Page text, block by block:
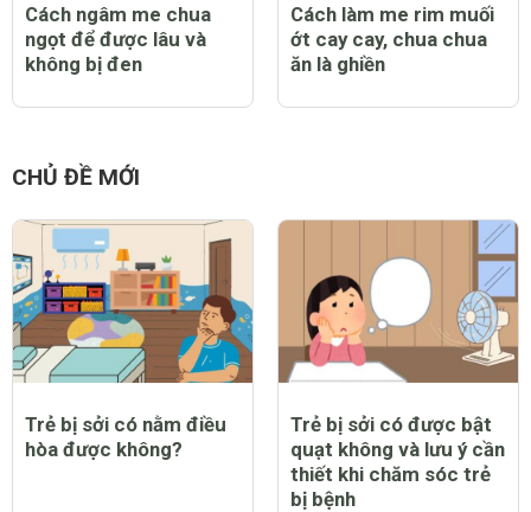
Cách ngâm me chua
ngọt để được lâu và
không bị đen
Cách làm me rim muối
ớt cay cay, chua chua
ăn là ghiền
CHỦ ĐỀ MỚI
Trẻ bị sởi có nằm điều
hòa được không?
Trẻ bị sởi có được bật
quạt không và lưu ý cần
thiết khi chăm sóc trẻ
bị bệnh